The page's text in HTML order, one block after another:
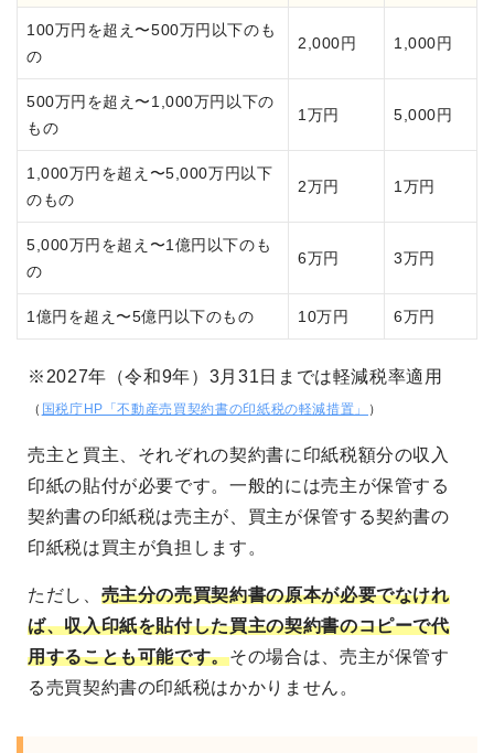
100万円を超え〜500万円以下のも
の
2,000円 1,000円
500万円を超え〜1,000万円以下の
もの
1万円 5,000円
1,000万円を超え〜5,000万円以下
のもの
2万円 1万円
5,000万円を超え〜1億円以下のも
の
6万円 3万円
1億円を超え〜5億円以下のもの 10万円 6万円
※2027年（令和9年）3月31日までは軽減税率適用
（ 国税庁HP「不動産売買契約書の印紙税の軽減措置」 ）
売主と買主、それぞれの契約書に印紙税額分の収入
印紙の貼付が必要です。一般的には売主が保管する
契約書の印紙税は売主が、買主が保管する契約書の
印紙税は買主が負担します。
ただし、 売主分の売買契約書の原本が必要でなけれ
ば、収入印紙を貼付した買主の契約書のコピーで代
用することも可能です。その場合は、売主が保管す
る売買契約書の印紙税はかかりません。